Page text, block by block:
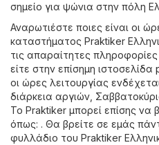
σημείο για ψώνια στην πόλη
Αναρωτιέστε ποιες είναι οι
καταστήματος Praktiker
τις απαραίτητες
είτε στην επίσημη ιστοσελίδα
οι ώρες λειτουργίας
διάρκεια αργιών,
Το Praktiker μπορεί επίσης να
όπως: . Θα βρείτε σε εμάς
φυλλάδιο του Praktiker